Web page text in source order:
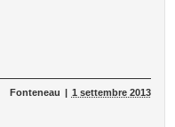
Fonteneau 1 settembre 2013